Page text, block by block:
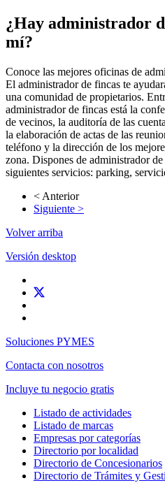
¿Hay administrador
mí?
Conoce las mejores oficinas de
El administrador de fincas te
una comunidad de propietarios.
administrador de fincas está la
de vecinos, la auditoría de las
la elaboración de actas de las
teléfono y la dirección de los
zona. Dispones de administrador
siguientes servicios: parking,
< Anterior
Siguiente >
Volver arriba
Versión desktop
Soluciones PYMES
Contacta con nosotros
Incluye tu negocio gratis
Listado de actividades
Listado de marcas
Empresas por categorías
Directorio por localidad
Directorio de Concesionarios
Directorio de Trámites y